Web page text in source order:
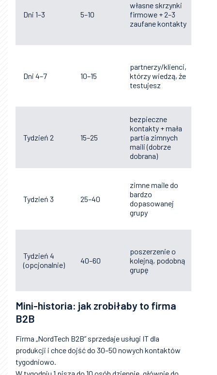
Dni 1–3 5–10
własne skrzynki
firmowe + 2–3
zaufane kontakty
Dni 4–7 10–15
partnerzy/klienci,
którzy wiedzą, że
testujesz
Tydzień 2 15–25
bezpieczne
kontakty + mała
partia zimnych
maili (dobrze
dobrana)
Tydzień 3 25–40
zimne maile do
bardzo
dopasowanej
grupy
Tydzień 4
(opcjonalnie)
40–60
poszerzenie o
kolejną, podobną
grupę
Mini-historia: jak zrobiłaby to firma
B2B
Firma „NordTech B2B” sprzedaje usługi IT dla
produkcji i chce dojść do 30–50 nowych kontaktów
tygodniowo.